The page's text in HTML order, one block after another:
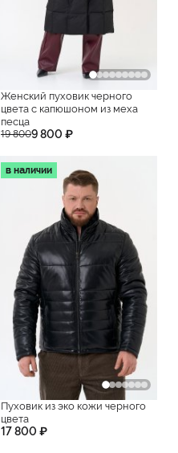
Женский пуховик черного
цвета с капюшоном из меха
песца
19 8009 800 ₽
в наличии
Пуховик из эко кожи черного
цвета
17 800 ₽